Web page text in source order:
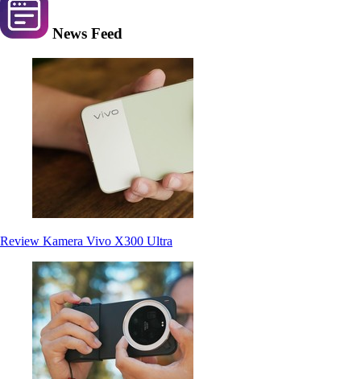
News Feed
Review Kamera Vivo X300 Ultra